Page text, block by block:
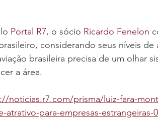
Portal R7, o sócio Ricardo Fenelon
considerando seus níveis de
brasileira precisa de um olhar
a área.
noticias.r7.com/prisma/luiz-fara-
para-empresas-estrangeiras-